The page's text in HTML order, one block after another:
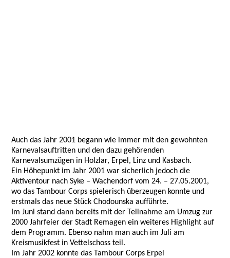
Auch das Jahr 2001 begann wie immer mit den gewohnten
Karnevalsauftritten und den dazu gehörenden
Karnevalsumzügen in Holzlar, Erpel, Linz und Kasbach.
Ein Höhepunkt im Jahr 2001 war sicherlich jedoch die
Aktiventour nach Syke – Wachendorf vom 24. – 27.05.2001,
wo das Tambour Corps spielerisch überzeugen konnte und
erstmals das neue Stück Chodounska aufführte.
Im Juni stand dann bereits mit der Teilnahme am Umzug zur
2000 Jahrfeier der Stadt Remagen ein weiteres Highlight auf
dem Programm. Ebenso nahm man auch im Juli am
Kreismusikfest in Vettelschoss teil.
Im Jahr 2002 konnte das Tambour Corps Erpel